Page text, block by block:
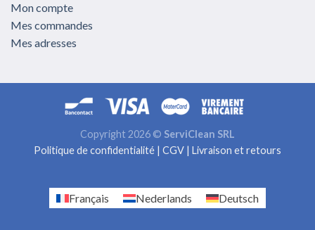
Mon compte
Mes commandes
Mes adresses
Copyright 2026 © ServiClean SRL
Politique de confidentialité | CGV | Livraison et retours
Français Nederlands Deutsch